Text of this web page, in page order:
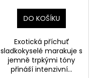
DO KOŠÍKU
Exotická příchuť
sladkokyselé marakuje s
jemně trpkými tóny
přináší intenzivní...